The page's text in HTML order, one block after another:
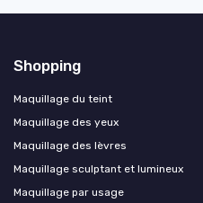
Shopping
Maquillage du teint
Maquillage des yeux
Maquillage des lèvres
Maquillage sculptant et lumineux
Maquillage par usage